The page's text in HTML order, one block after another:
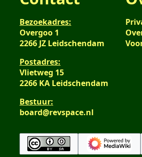
Bezoekadres:
Overgoo 1
2266 JZ Leidschendam
Postadres:
Vlietweg 15
2266 KA Leidschendam
Bestuur:
board@revspace.nl